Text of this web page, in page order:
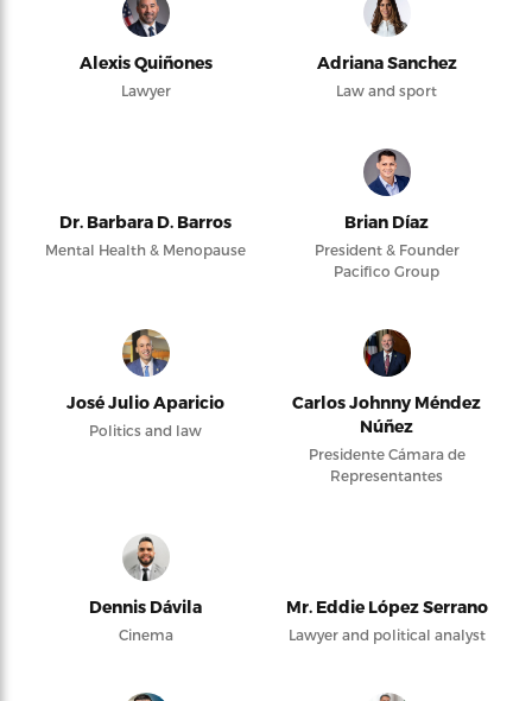
Alexis Quiñones
Lawyer
Adriana Sanchez
Law and sport
Dr. Barbara D. Barros
Mental Health & Menopause
Brian Díaz
President & Founder
Pacifico Group
José Julio Aparicio
Politics and law
Carlos Johnny Méndez
Núñez
Presidente Cámara de
Representantes
Dennis Dávila
Cinema
Mr. Eddie López Serrano
Lawyer and political analyst